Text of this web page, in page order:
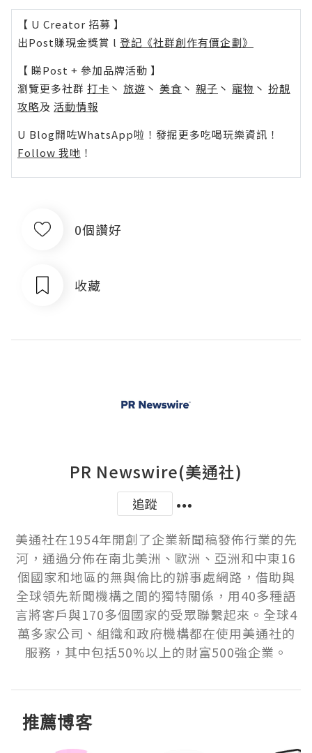
【 U Creator 招募 】
出Post賺現金獎賞 l 登記《社群創作有價企劃》
【 睇Post + 參加品牌活動 】
瀏覽更多社群 打卡 丶 旅遊 丶 美食 丶 親子 丶 寵物 丶 扮靚
攻略及 活動情報
U Blog開咗WhatsApp啦！發掘更多吃喝玩樂資訊！
Follow 我哋 ！
0個讚好
收藏
PR Newswire(美通社)
追蹤
美通社在1954年開創了企業新聞稿發佈行業的先
河，通過分佈在南北美洲、歐洲、亞洲和中東16
個國家和地區的無與倫比的辦事處網路，借助與
全球領先新聞機構之間的獨特關係，用40多種語
言將客戶與170多個國家的受眾聯繫起來。全球4
萬多家公司、組織和政府機構都在使用美通社的
服務，其中包括50%以上的財富500強企業。
推薦博客